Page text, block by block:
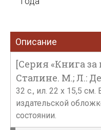
Описание
[Серия «Книга
Сталине. М.; Л.:
32 с., ил. 22 х 15,5
издательской
состоянии.